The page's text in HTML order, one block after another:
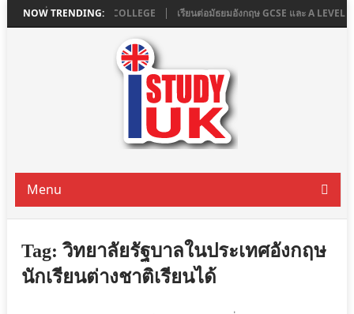
NOW TRENDING:
ที่ ASHBOURNE COLLEGE เรียนต่อมัธยมอังกฤษ GCSE และ A LEVEL
Menu
Tag:วิทยาลัยรัฐบาลในประเทศอังกฤษ
นักเรียนต่างชาติเรียนได้